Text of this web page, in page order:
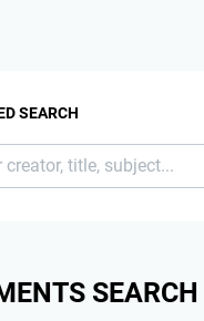
SEARCH
SEARCH